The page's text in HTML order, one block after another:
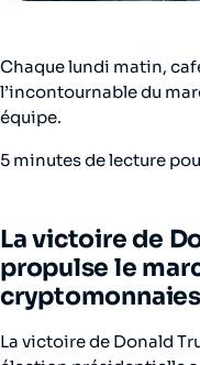
Chaque lundi matin,
l’incontournable du
équipe.
5 minutes de lecture
La victoire de
propulse le
La victoire de Donald